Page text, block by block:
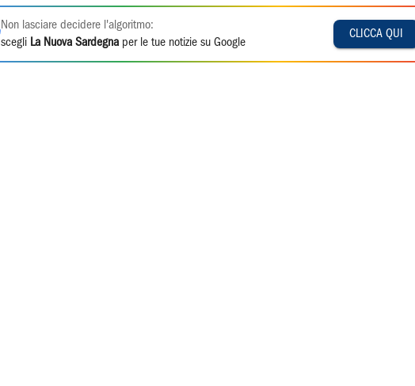
Non lasciare decidere l'algoritmo:
scegli La Nuova Sardegna per le tue notizie su Google
CLICCA QUI